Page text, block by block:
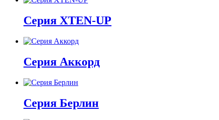
Серия XTEN-UP
Серия Аккорд
Серия Берлин